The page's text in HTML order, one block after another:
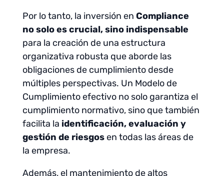
Por lo tanto, la inversión en Compliance
no solo es crucial, sino indispensable
para la creación de una estructura
organizativa robusta que aborde las
obligaciones de cumplimiento desde
múltiples perspectivas. Un Modelo de
Cumplimiento efectivo no solo garantiza el
cumplimiento normativo, sino que también
facilita la identificación, evaluación y
gestión de riesgosen todas las áreas de
la empresa.
Además, el mantenimiento de altos